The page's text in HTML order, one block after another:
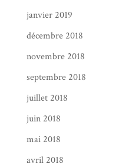
janvier 2019
décembre 2018
novembre 2018
septembre 2018
juillet 2018
juin 2018
mai 2018
avril 2018